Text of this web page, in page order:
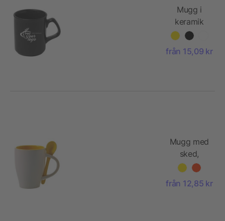
Mugg i
keramik
(250 ml)
från 15,09 kr
Mugg med
sked,
keramik
(300 ml)
från 12,85 kr